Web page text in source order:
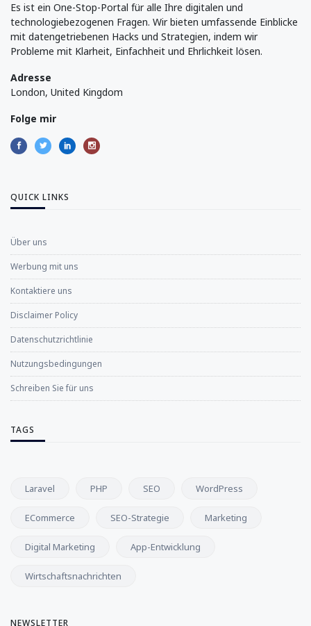
Es ist ein One-Stop-Portal für alle Ihre digitalen und
technologiebezogenen Fragen. Wir bieten umfassende Einblicke
mit datengetriebenen Hacks und Strategien, indem wir
Probleme mit Klarheit, Einfachheit und Ehrlichkeit lösen.
Adresse
London, United Kingdom
Folge mir
QUICK LINKS
Über uns
Werbung mit uns
Kontaktiere uns
Disclaimer Policy
Datenschutzrichtlinie
Nutzungsbedingungen
Schreiben Sie für uns
TAGS
Laravel PHP SEO WordPress
ECommerce SEO-Strategie Marketing
Digital Marketing App-Entwicklung
Wirtschaftsnachrichten
NEWSLETTER